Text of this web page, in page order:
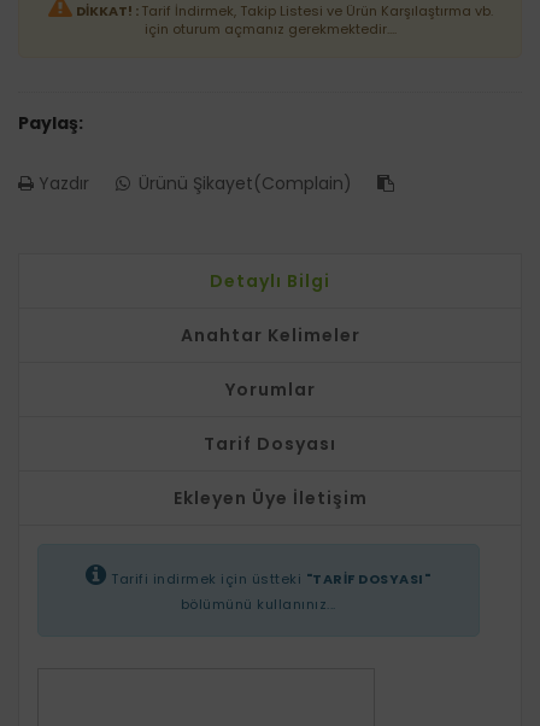
DİKKAT! :Tarif İndirmek, Takip Listesi ve Ürün Karşılaştırma vb.
için oturum açmanız gerekmektedir....
Paylaş:
Yazdır Ürünü Şikayet(Complain)
Detaylı Bilgi
Anahtar Kelimeler
Yorumlar
Tarif Dosyası
Ekleyen Üye İletişim
Tarifi indirmek için üstteki "TARİF DOSYASI"
bölümünü kullanınız...